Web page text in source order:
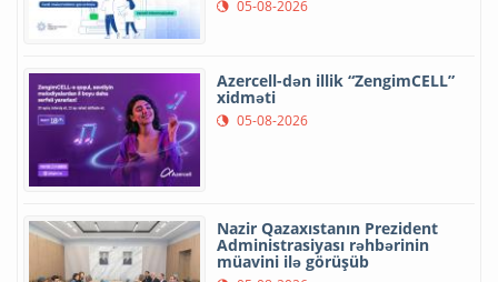
05-08-2026
Azercell-dən illik “ZengimCELL”
xidməti
05-08-2026
Nazir Qazaxıstanın Prezident
Administrasiyası rəhbərinin
müavini ilə görüşüb